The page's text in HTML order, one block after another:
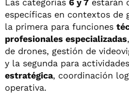
Las categorías 6 y 7 estarán
específicas en contextos de
la primera para funciones
profesionales especializadas
de drones, gestión de
y la segunda para
estratégica, coordinación
operativa.